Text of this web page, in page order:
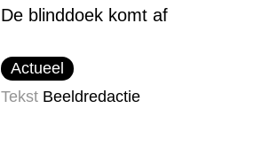
De blinddoek komt af
Actueel
Tekst Beeldredactie